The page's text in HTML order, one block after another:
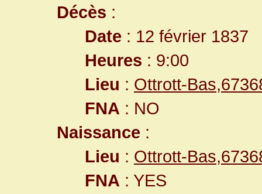
Décès :
Date : 12 février 1837
Heures : 9:00
Lieu : Ottrott-
FNA : NO
Naissance :
Lieu : Ottrott-
FNA : YES